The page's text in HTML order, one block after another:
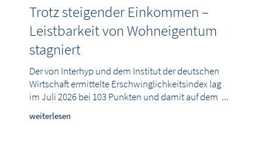
Trotz steigender Einkommen –
Leistbarkeit von Wohneigentum
stagniert
Der von Interhyp und dem Institut der deutschen
Wirtschaft ermittelte Erschwinglichkeitsindex lag
im Juli 2026 bei 103 Punkten und damit auf dem ...
weiterlesen